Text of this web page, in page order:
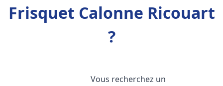
Frisquet Calonne Ricouart
?
Vous recherchez un